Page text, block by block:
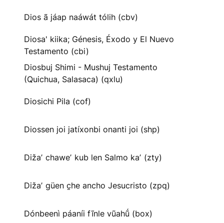
Dios ã jáap naáwát tólih (cbv)
Diosa' kiika; Génesis, Éxodo y El Nuevo
Testamento (cbi)
Diosbuj Shimi - Mushuj Testamento
(Quichua, Salasaca) (qxlu)
Diosichi Pila (cof)
Diossen joi jatíxonbi onanti joi (shp)
Dižaʼ chaweʼ kub len Salmo kaʼ (zty)
Dižaʼ güen c̱he ancho Jesucristo (zpq)
Dónbeenì páaníi fĩnle vũahṹ (box)